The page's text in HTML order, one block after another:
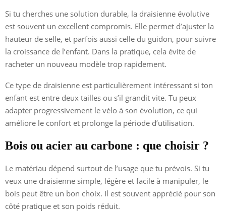
Si tu cherches une solution durable, la draisienne évolutive
est souvent un excellent compromis. Elle permet d’ajuster la
hauteur de selle, et parfois aussi celle du guidon, pour suivre
la croissance de l’enfant. Dans la pratique, cela évite de
racheter un nouveau modèle trop rapidement.
Ce type de draisienne est particulièrement intéressant si ton
enfant est entre deux tailles ou s’il grandit vite. Tu peux
adapter progressivement le vélo à son évolution, ce qui
améliore le confort et prolonge la période d’utilisation.
Bois ou acier au carbone : que choisir ?
Le matériau dépend surtout de l’usage que tu prévois. Si tu
veux une draisienne simple, légère et facile à manipuler, le
bois peut être un bon choix. Il est souvent apprécié pour son
côté pratique et son poids réduit.